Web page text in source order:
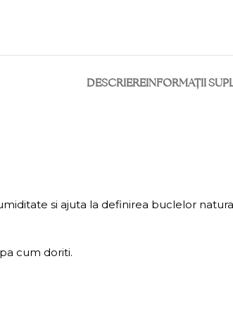
DESCRIEREINFORMAȚII
si ajuta la definirea buclelor
cum doriti.